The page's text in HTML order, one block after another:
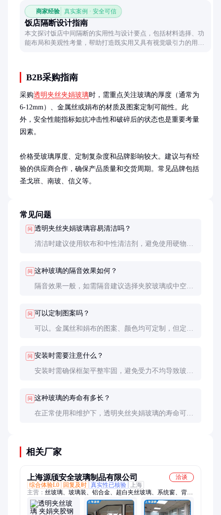
商家经验 真实案例 · 安全可信
饭店隔断设计指南
本文探讨饭店中间隔断的实用性与设计要点，包括材料选择、功
能布局和美观性考量，帮助打造既实用又具有视觉吸引力的用餐
B2B采购指南
采购透明夹丝夹娟玻璃时，需重点关注玻璃的厚度（通常为
6-12mm）、金属丝或娟布的材质及图案定制可能性。此
外，安全性能指标如抗冲击性和破碎后的状态也是重要考量
因素。
价格受玻璃厚度、定制复杂度和品牌影响较大。建议与有经
验的供应商合作，确保产品质量和交货周期。常见品牌包括
圣戈班、南玻、信义等。
常见问题
问 透明夹丝夹娟玻璃容易清洁吗？
清洁时建议使用软布和中性清洁剂，避免使用硬物或
问 这种玻璃的隔音效果如何？
隔音效果一般，如需隔音建议选择夹胶玻璃或中空玻
问 可以定制图案吗？
可以。金属丝和娟布的图案、颜色均可定制，但定制
问 安装时需要注意什么？
安装时需确保框架平整牢固，避免受力不均导致玻璃
问 这种玻璃的寿命有多长？
在正常使用和维护下，透明夹丝夹娟玻璃的寿命可达
相关厂家
上海源颀安全玻璃制品有限公司
洽谈
综合体验L0
回复及时 真实性已核验
上海
主营： 丝玻璃、玻璃装、铝合金、超白夹丝玻璃、系统窗、背景
墙、玻璃材料、建筑装饰、烤漆玻璃、隔断屏风、活动隔断、隔
热幕墙、单层玻璃、百叶隔断、建筑玻璃、金属玻璃、玻璃隔